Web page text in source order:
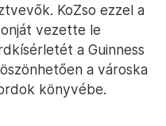
KoZso ezzel a
vezette le
a Guinness
a városka
könyvébe.